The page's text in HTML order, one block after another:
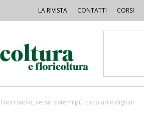
LA RIVISTA CONTATTI CORSI
Fuori suolo, verso sistemi più circolari e digitali